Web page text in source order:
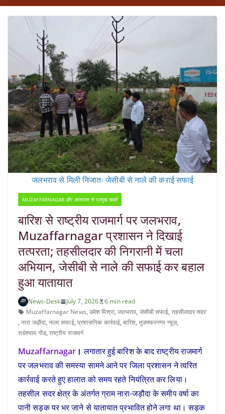
जलभराव से मिली निजातः जेसीबी से नाले की कराई सफाई
MUZAFFARNAGAR और आसपास से प्रमुख खबरें
बारिश से राष्ट्रीय राजमार्ग पर जलभराव,
Muzaffarnagar प्रशासन ने दिखाई
तत्परता; तहसीलदार की निगरानी में चला
अभियान, जेसीबी से नाले की सफाई कर बहाल
हुआ यातायात
News-Desk July 7, 2026
6 min read
Muzaffarnagar News,उमेश मिश्रा, जलभराव, जेसीबी सफाई, तहसीलदार सदर
,नारा जड़ौदा,नाला सफाई, प्रशासनिक कार्रवाई,बारिश, मुज़फ्फरनगर न्यूज़,
राधेश्याम गोंड,राष्ट्रीय राजमार्ग
Muzaffarnagar । लगातार हुई बारिश के बाद राष्ट्रीय राजमार्ग
पर जलभराव की समस्या सामने आने पर जिला प्रशासन ने त्वरित
कार्रवाई करते हुए हालात को समय रहते नियंत्रित कर लिया।
तहसील सदर क्षेत्र के अंतर्गत ग्राम नारा-जड़ौदा के समीप वर्षा का
पानी सड़क पर भर जाने से यातायात प्रभावित होने लगा था। सड़क